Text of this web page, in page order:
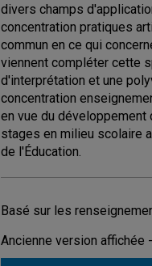
divers champs
concentration pratiques
commun en ce qui
viennent compléter cette
d'interprétation et une
concentration
en vue du développement
stages en milieu scolaire
de l'Éducation.
Basé sur les
Ancienne version affichée